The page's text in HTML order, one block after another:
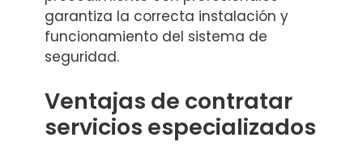
garantiza la correcta instalación y
funcionamiento del sistema de
seguridad.
Ventajas de contratar
servicios especializados